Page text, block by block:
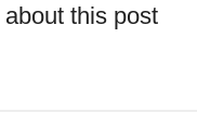
this post